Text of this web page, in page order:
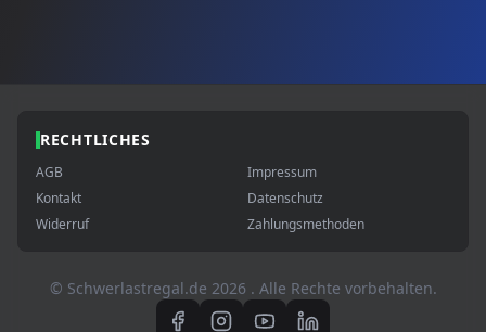
RECHTLICHES
AGB
Impressum
Kontakt
Datenschutz
Widerruf
Zahlungsmethoden
© Schwerlastregal.de 2026 . Alle Rechte vorbehalten.